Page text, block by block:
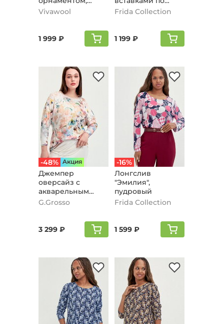
пудровый
Vivawool
1 999 ₽
рукавам,
Frida Collection
1 199 ₽
-48% Aкция
Джемпер
оверсайз с
акварельным
рисунком,
G.Grosso
3 299 ₽
-16%
Лонгслив
"Эмилия",
пудровый
Frida Collection
1 599 ₽